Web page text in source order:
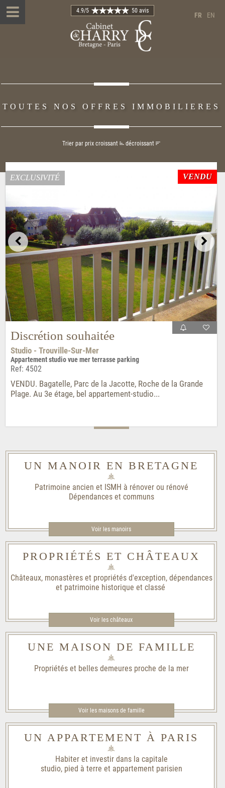
FR EN
4.9/5 50 avis
TOUTES NOS OFFRES IMMOBILIERES
Trier par prix croissant décroissant
VENDU
EXCLUSIVITÉ
Discrétion souhaitée
Studio - Trouville-Sur-Mer
Appartement studio vue mer terrasse parking
Ref: 4502
VENDU. Bagatelle, Parc de la Jacotte, Roche de la Grande
Plage. Au 3e étage, bel appartement-studio...
UN MANOIR EN BRETAGNE
Patrimoine ancien et ISMH à rénover ou rénové
Dépendances et communs
Voir les manoirs
PROPRIÉTÉS ET CHÂTEAUX
Châteaux, monastères et propriétés d'exception, dépendances
et patrimoine historique et classé
Voir les châteaux
UNE MAISON DE FAMILLE
Propriétés et belles demeures proche de la mer
Voir les maisons de famille​
UN APPARTEMENT À PARIS
Habiter et investir dans la capitale
studio, pied à terre et appartement parisien